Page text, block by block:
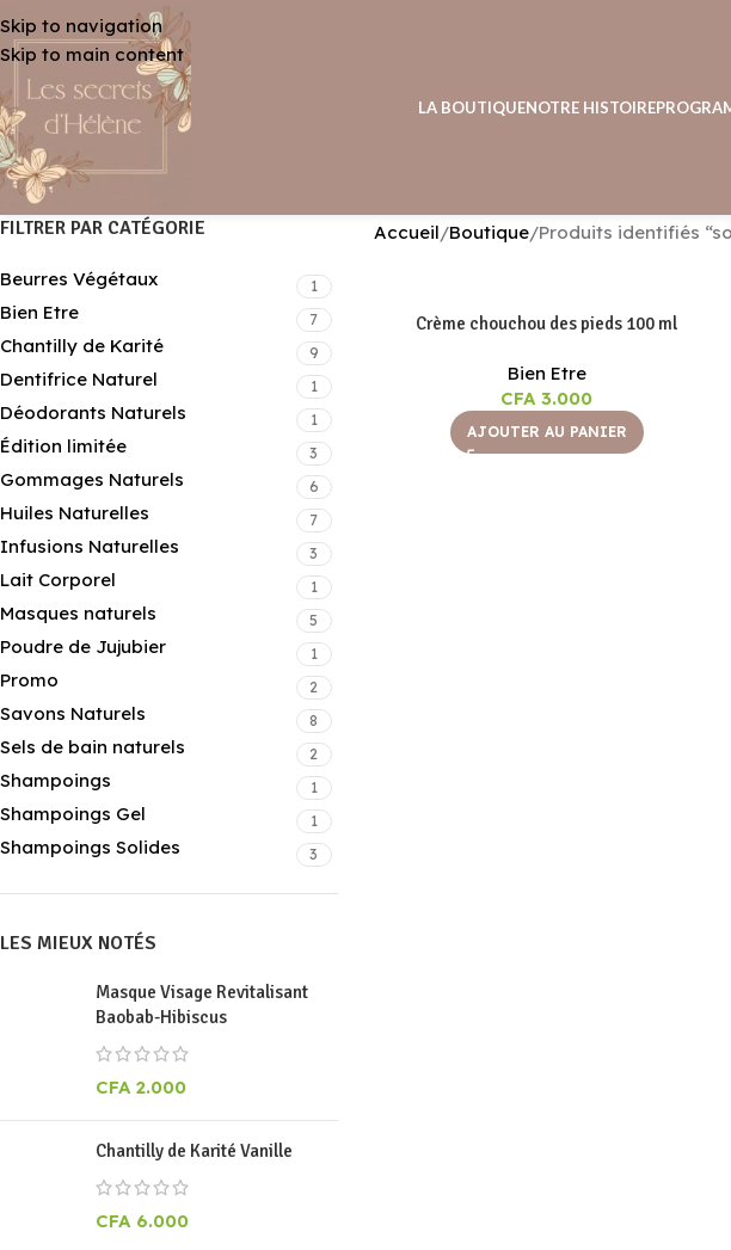
Skip to navigation
Skip to main content
LA BOUTIQUENOTRE HISTOIRE
FILTRER PAR CATÉGORIE
Beurres Végétaux 1
Bien Etre 7
Chantilly de Karité 9
Dentifrice Naturel 1
Déodorants Naturels 1
Édition limitée 3
Gommages Naturels 6
Huiles Naturelles 7
Infusions Naturelles 3
Lait Corporel 1
Masques naturels 5
Poudre de Jujubier 1
Promo 2
Savons Naturels 8
Sels de bain naturels 2
Shampoings 1
Shampoings Gel 1
Shampoings Solides 3
LES MIEUX NOTÉS
Masque Visage Revitalisant
Baobab-Hibiscus
CFA2.000
Chantilly de Karité Vanille
CFA6.000
Accueil Boutique Produits identifiés
Crème chouchou des pieds 100 ml
Bien Etre
CFA3.000
AJOUTER AU PANIER